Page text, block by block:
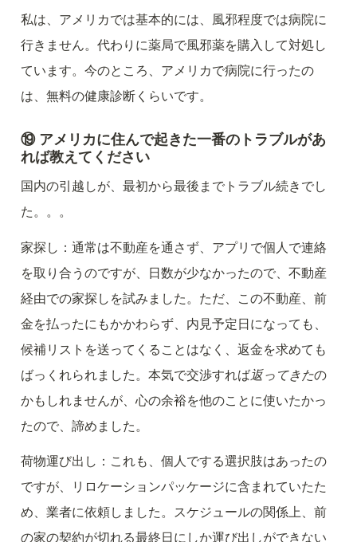
私は、アメリカでは基本的には、風邪程度では病院に
行きません。代わりに薬局で風邪薬を購入して対処し
ています。今のところ、アメリカで病院に行ったの
は、無料の健康診断くらいです。
⑲ アメリカに住んで起きた一番のトラブルがあ
れば教えてください
国内の引越しが、最初から最後までトラブル続きでし
た。。。
家探し：通常は不動産を通さず、アプリで個人で連絡
を取り合うのですが、日数が少なかったので、不動産
経由での家探しを試みました。ただ、この不動産、前
金を払ったにもかかわらず、内見予定日になっても、
候補リストを送ってくることはなく、返金を求めても
ばっくれられました。本気で交渉すれば返ってきたの
かもしれませんが、心の余裕を他のことに使いたかっ
たので、諦めました。
荷物運び出し：これも、個人でする選択肢はあったの
ですが、リロケーションパッケージに含まれていたた
め、業者に依頼しました。スケジュールの関係上、前
の家の契約が切れる最終日にしか運び出しができない